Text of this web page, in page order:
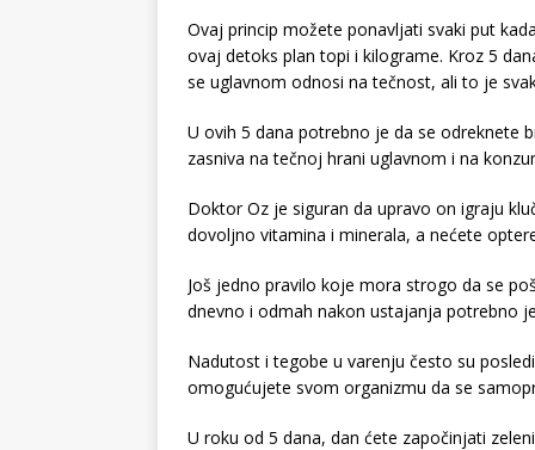
Ovaj princip možete ponavljati svaki put
ovaj detoks plan topi i kilograme. Kroz 5
se uglavnom odnosi na tečnost, ali to je
U ovih 5 dana potrebno je da se odreknete
zasniva na tečnoj hrani uglavnom i na
Doktor Oz je siguran da upravo on igraju
dovoljno vitamina i minerala, a nećete
Još jedno pravilo koje mora strogo da se
dnevno i odmah nakon ustajanja potrebno
Nadutost i tegobe u varenju često su
omogućujete svom organizmu da se
U roku od 5 dana, dan ćete započinjati